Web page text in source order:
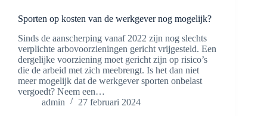
Sporten op kosten van de werkgever nog mogelijk?
Sinds de aanscherping vanaf 2022 zijn nog slechts
verplichte arbovoorzieningen gericht vrijgesteld. Een
dergelijke voorziening moet gericht zijn op risico’s
die de arbeid met zich meebrengt. Is het dan niet
meer mogelijk dat de werkgever sporten onbelast
vergoedt? Neem een…
admin
27 februari 2024